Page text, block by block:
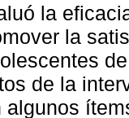
la
la
de la